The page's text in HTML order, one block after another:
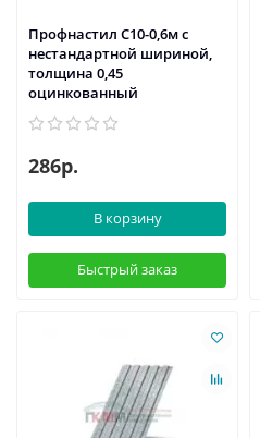
Профнастил С10-0,6м с
нестандартной шириной,
толщина 0,45
оцинкованный
286р.
В корзину
Быстрый заказ